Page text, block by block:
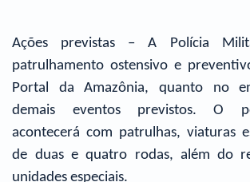
Ações previstas – A Polícia
patrulhamento ostensivo e
Portal da Amazônia, quanto no
demais eventos previstos. O
acontecerá com patrulhas, viaturas
de duas e quatro rodas, além do
unidades especiais.